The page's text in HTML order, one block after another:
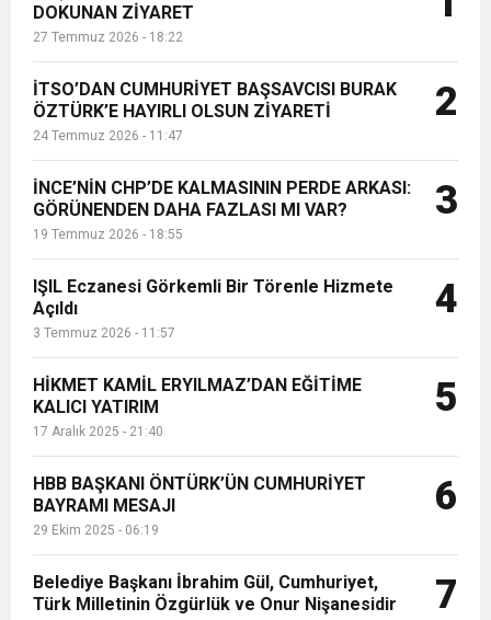
ve Onur Nişanesidir
6:19 HBB BAŞKANI ÖNTÜRK’ÜN
CUMHURİYET BAYRAMI MESAJI
17:36 KURUMLAR VERGİSİ ERTELENDİ
1:00 İTSO İŞ-KUR SGK TOPLANTI
21:40 CEYLANDERE’DE BAŞKAN EMRAH
18:22
GÖNÜLLERE DOKUNAN ZİYARET
DOKUNAN ZİYARET
27 Temmuz 2026 - 18:22
İTSO’DAN CUMHURİYET BAŞSAVCISI BURAK
ÖZTÜRK’E HAYIRLI OLSUN ZİYARETİ
24 Temmuz 2026 - 11:47
2
İNCE’NİN CHP’DE KALMASININ PERDE ARKASI:
GÖRÜNENDEN DAHA FAZLASI MI VAR?
19 Temmuz 2026 - 18:55
3
IŞIL Eczanesi Görkemli Bir Törenle Hizmete
Açıldı
3 Temmuz 2026 - 11:57
4
HİKMET KAMİL ERYILMAZ’DAN EĞİTİME
KALICI YATIRIM
17 Aralık 2025 - 21:40
5
HBB BAŞKANI ÖNTÜRK’ÜN CUMHURİYET
BAYRAMI MESAJI
29 Ekim 2025 - 06:19
6
Belediye Başkanı İbrahim Gül, Cumhuriyet,
Türk Milletinin Özgürlük ve Onur Nişanesidir
7